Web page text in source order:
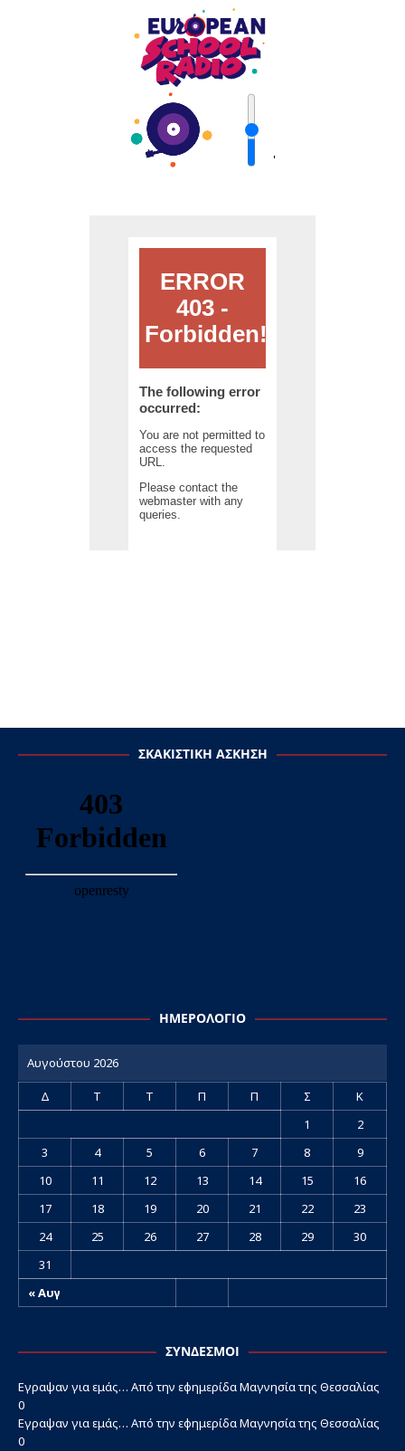
'
ΣΚΑΚΙΣΤΙΚΉ ΆΣΚΗΣΗ
ΗΜΕΡΟΛΌΓΙΟ
Αυγούστου 2026
Δ Τ Τ Π Π Σ Κ
« Αυγ
1
2
3
4 5 6 7 8
9
10
11 12 13 14 15
16
17
18 19 20 21 22
23
24
25 26 27 28 29
30
31
ΣΎΝΔΕΣΜΟΙ
Εγραψαν για εμάς… Από την εφημερίδα Μαγνησία της Θεσσαλίας
0
Εγραψαν για εμάς… Από την εφημερίδα Μαγνησία της Θεσσαλίας
0